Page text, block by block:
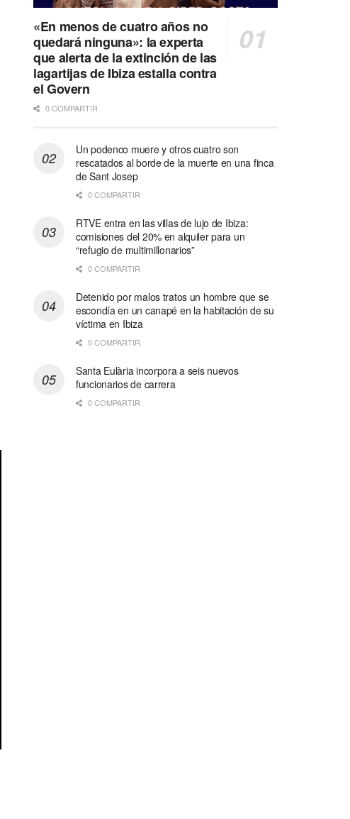
«En menos de cuatro años no
quedará ninguna»: la experta
que alerta de la extinción de las
lagartijas de Ibiza estalla contra
el Govern
0 COMPARTIR
Un podenco muere y otros cuatro son
rescatados al borde de la muerte en una finca
de Sant Josep
0 COMPARTIR
RTVE entra en las villas de lujo de Ibiza:
comisiones del 20% en alquiler para un
“refugio de multimillonarios”
0 COMPARTIR
Detenido por malos tratos un hombre que se
escondía en un canapé en la habitación de su
víctima en Ibiza
0 COMPARTIR
Santa Eulària incorpora a seis nuevos
funcionarios de carrera
0 COMPARTIR